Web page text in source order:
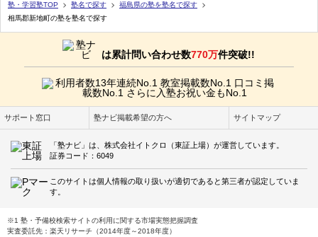
塾・学習塾TOP 塾名で探す
福島県の塾を塾名で探す
相馬郡新地町の塾を塾名で探す
は累計問い合わせ数770万件突破!!
サポート窓口 塾ナビ掲載希望の方へ サイトマップ
「塾ナビ」は、株式会社イトクロ（東証上場）が運営しています。
証券コード：6049
このサイトは個人情報の取り扱いが適切であると第三者が認定していま
す。
※1 塾・予備校検索サイトの利用に関する市場実態把握調査
実査委託先：楽天リサーチ（2014年度～2018年度）